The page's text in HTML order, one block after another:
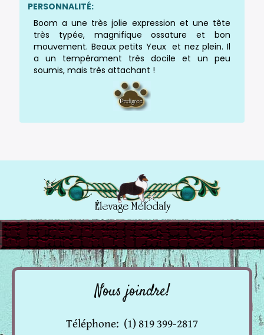
PERSONNALITÉ:
Boom a une très jolie expression et une tête
très typée, magnifique ossature et bon
mouvement. Beaux petits Yeux et nez plein. Il
a un tempérament très docile et un peu
soumis, mais très attachant !
Nous joindre!
Téléphone: (1) 819 399-2817